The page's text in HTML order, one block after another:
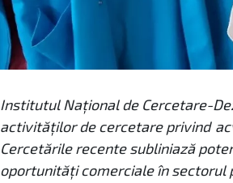
Institutul Național de Cercetare-
activităților de cercetare privind
Cercetările recente subliniază
oportunități comerciale în sectorul